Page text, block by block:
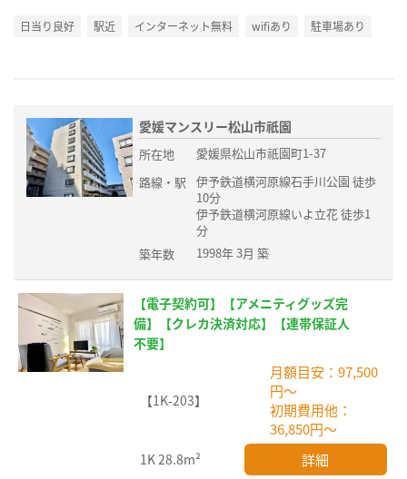
日当り良好 駅近 インターネット無料 wifiあり 駐車場あり
愛媛マンスリー松山市祇園
所在地
愛媛県松山市祇園町1-37
路線・駅
伊予鉄道横河原線石手川公園 徒歩
10分
伊予鉄道横河原線いよ立花 徒歩1
分
築年数
1998年 3月 築
【電子契約可】【アメニティグッズ完
備】【クレカ決済対応】【連帯保証人
不要】
【1K-203】
月額目安：97,500
円～
初期費用他：
36,850円～
1K28.8m² 詳細